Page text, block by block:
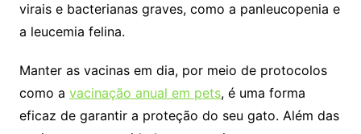
virais e bacterianas graves, como a panleucopenia e
a leucemia felina.
Manter as vacinas em dia, por meio de protocolos
como a vacinação anual em pets, é uma forma
eficaz de garantir a proteção do seu gato. Além das